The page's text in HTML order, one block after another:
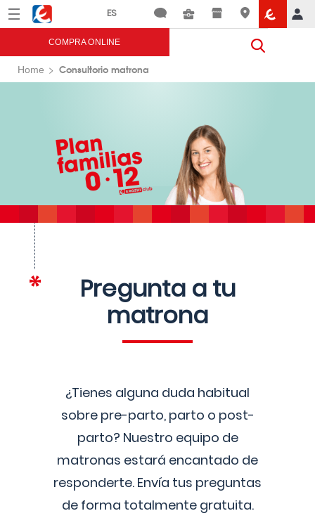
Menú Eroski
COMPRA ONLINE
Home Consultorio matrona
Pregunta a tu
matrona
¿Tienes alguna duda habitual
sobre pre-parto, parto o post-
parto? Nuestro equipo de
matronas estará encantado de
responderte. Envía tus preguntas
de forma totalmente gratuita.